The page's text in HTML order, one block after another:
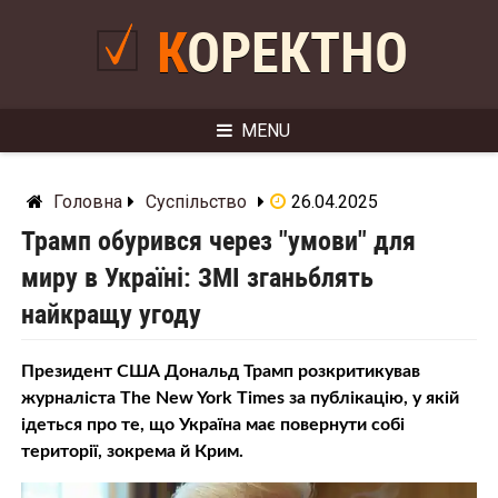
КОРЕКТНО
MENU
Головна Суспільство 26.04.2025
Трамп обурився через "умови" для
миру в Україні: ЗМІ зганьблять
найкращу угоду
Президент США Дональд Трамп розкритикував
журналіста The New York Times за публікацію, у якій
ідеться про те, що Україна має повернути собі
території, зокрема й Крим.